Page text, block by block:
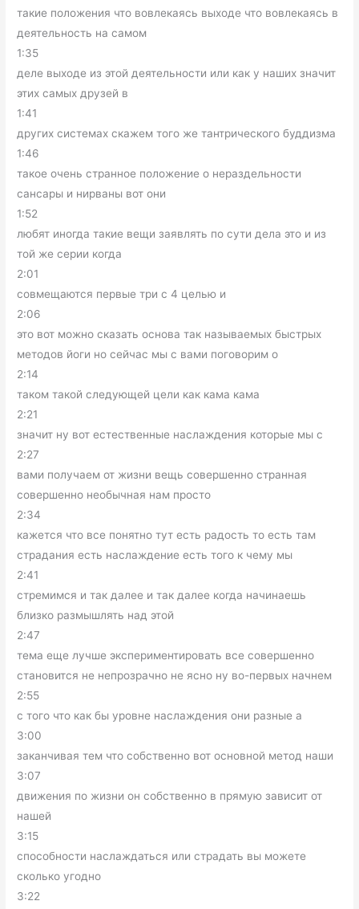
такие положения что вовлекаясь выходе что вовлекаясь в
деятельность на самом
1:35
деле выходе из этой деятельности или как у наших значит
этих самых друзей в
1:41
других системах скажем того же тантрического буддизма
1:46
такое очень странное положение о нераздельности
сансары и нирваны вот они
1:52
любят иногда такие вещи заявлять по сути дела это и из
той же серии когда
2:01
совмещаются первые три с 4 целью и
2:06
это вот можно сказать основа так называемых быстрых
методов йоги но сейчас мы с вами поговорим о
2:14
таком такой следующей цели как кама кама
2:21
значит ну вот естественные наслаждения которые мы с
2:27
вами получаем от жизни вещь совершенно странная
совершенно необычная нам просто
2:34
кажется что все понятно тут есть радость то есть там
страдания есть наслаждение есть того к чему мы
2:41
стремимся и так далее и так далее когда начинаешь
близко размышлять над этой
2:47
тема еще лучше экспериментировать все совершенно
становится не непрозрачно не ясно ну во-первых начнем
2:55
с того что как бы уровне наслаждения они разные а
3:00
заканчивая тем что собственно вот основной метод наши
3:07
движения по жизни он собственно в прямую зависит от
нашей
3:15
способности наслаждаться или страдать вы можете
сколько угодно
3:22